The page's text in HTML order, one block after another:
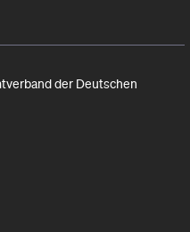
der Deutschen